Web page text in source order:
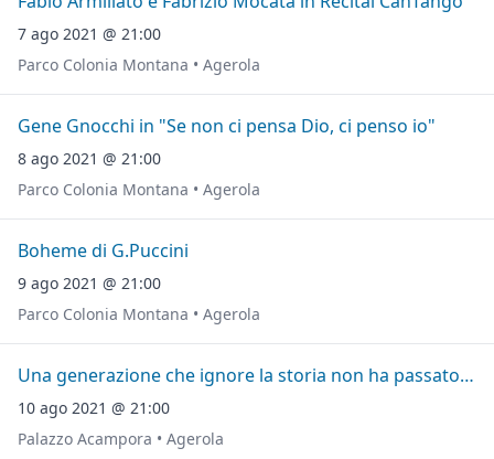
7 ago 2021 @ 21:00
Parco Colonia Montana • Agerola
Gene Gnocchi in "Se non ci pensa Dio, ci penso io"
8 ago 2021 @ 21:00
Parco Colonia Montana • Agerola
Boheme di G.Puccini
9 ago 2021 @ 21:00
Parco Colonia Montana • Agerola
Una generazione che ignore la storia non ha passato ne' futuro
10 ago 2021 @ 21:00
Palazzo Acampora • Agerola